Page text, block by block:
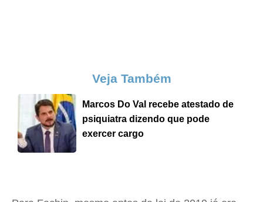
Veja Também
Marcos Do Val recebe atestado de
psiquiatra dizendo que pode
exercer cargo